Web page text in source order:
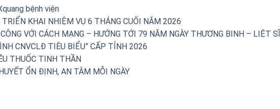
bệnh viện
KHAI NHIỆM VỤ 6 THÁNG CUỐI NĂM 2026
VỚI CÁCH MẠNG – HƯỚNG TỚI 79 NĂM NGÀY THƯƠNG BINH – LIỆT SĨ
CNVCLĐ TIÊU BIỂU” CẤP TỈNH 2026
THUỐC TINH THẦN
ỔN ĐỊNH, AN TÂM MỖI NGÀY